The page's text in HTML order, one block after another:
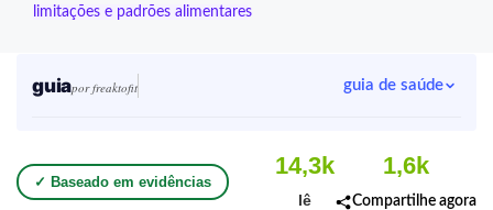
limitações e padrões alimentares
guiapor freaktofit guia de saúde
✓ Baseado em evidências
14,3k
lê
1,6k
Compartilhe agora